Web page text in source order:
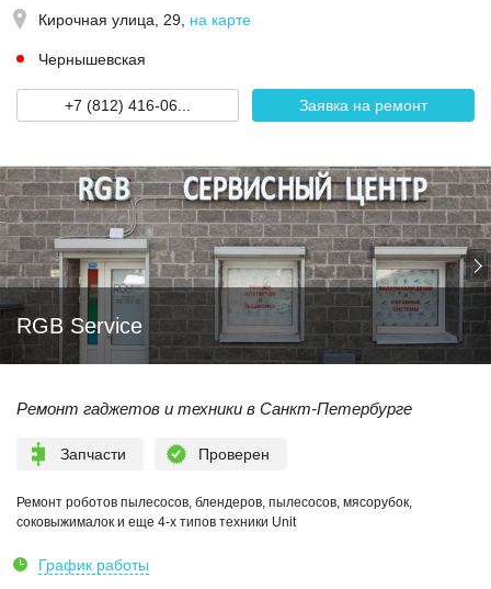
Кирочная улица, 29 на карте
Чернышевская
+7 (812) 416-06... Заявка на ремонт
RGB Service
Ремонт гаджетов и техники в Санкт-Петербурге
Запчасти Проверен
Ремонт роботов пылесосов, блендеров, пылесосов, мясорубок,
соковыжималок и еще 4-х типов техники Unit
График работы